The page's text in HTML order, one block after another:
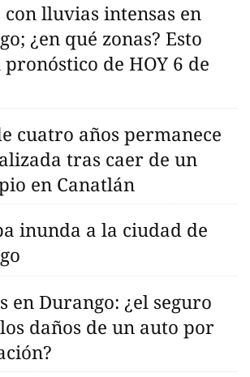
con lluvias intensas en
¿en qué zonas? Esto
pronóstico de HOY 6 de
cuatro años permanece
tras caer de un
en Canatlán
inunda a la ciudad de
en Durango: ¿el seguro
daños de un auto por